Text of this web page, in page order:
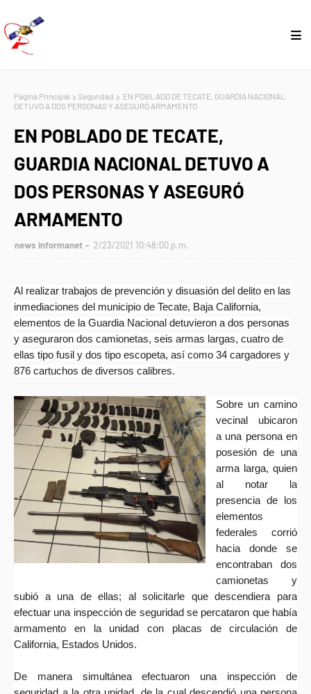
Página Principal Seguridad
EN POBLADO DE TECATE, GUARDIA NACIONAL
DETUVO A DOS PERSONAS Y ASEGURÓ ARMAMENTO
EN POBLADO DE TECATE,
GUARDIA NACIONAL DETUVO A
DOS PERSONAS Y ASEGURÓ
ARMAMENTO
news informanet 2/23/2021 10:48:00 p.m.
Al realizar trabajos de prevención y disuasión del delito en las
inmediaciones del municipio de Tecate, Baja California,
elementos de la Guardia Nacional detuvieron a dos personas
y aseguraron dos camionetas, seis armas largas, cuatro de
ellas tipo fusil y dos tipo escopeta, así como 34 cargadores y
876 cartuchos de diversos calibres.
Sobre un camino
vecinal ubicaron
a una persona en
posesión de una
arma larga, quien
al notar la
presencia de los
elementos
federales corrió
hacia donde se
encontraban dos
camionetas y
subió a una de ellas; al solicitarle que descendiera para
efectuar una inspección de seguridad se percataron que había
armamento en la unidad con placas de circulación de
California, Estados Unidos.
De manera simultánea efectuaron una inspección de